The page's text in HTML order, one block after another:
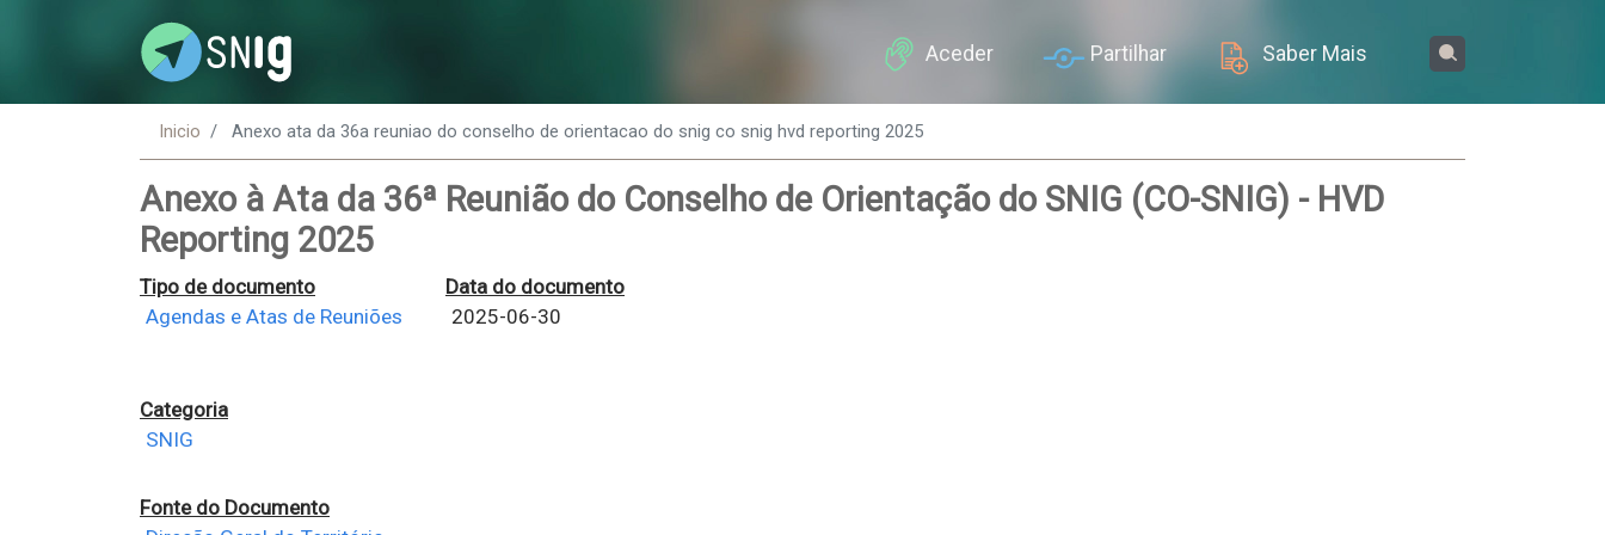
conteúdo
principal
Aceder Partilhar Saber Mais
Inicio Anexo ata da 36a reuniao do conselho de orientacao do snig co snig hvd reporting 2025
Anexo à Ata da 36ª Reunião do Conselho de Orientação do SNIG (CO-SNIG) - HVD
Reporting 2025
Tipo de documento
Agendas e Atas de Reuniões
Data do documento
2025-06-30
Categoria
SNIG
Fonte do Documento